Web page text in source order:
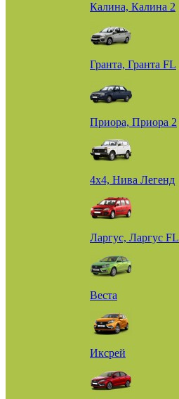
Калина, Калина 2
Гранта, Гранта FL
Приора, Приора 2
4х4, Нива Легенд
Ларгус, Ларгус FL
Веста
Иксрей